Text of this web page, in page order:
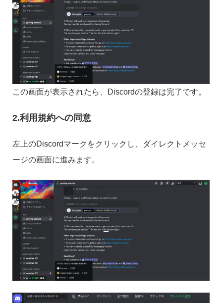
この画面が表示されたら、Discordの登録は完了です。
2.利用規約への同意
左上のDiscordマークをクリックし、ダイレクトメッセ
ージの画面に進みます。